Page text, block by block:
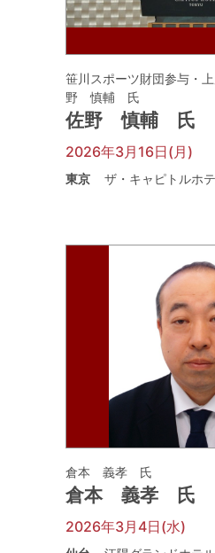
笹川スポーツ財団参与・
野 慎輔 氏
佐野 慎輔 氏
2026年3月16日(月)
東京 ザ・キャピトルホ
倉本 義孝 氏
倉本 義孝 氏
2026年3月4日(水)